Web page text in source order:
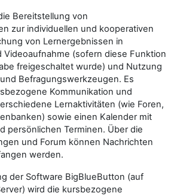
Bereitstellung von
zur individuellen und kooperativen
von Lernergebnissen in
Videoaufnahme (sofern diese Funktion
freigeschaltet wurde) und Nutzung
Befragungswerkzeugen. Es
Kommunikation und
Lernaktivitäten (wie Foren,
sowie einen Kalender mit
persönlichen Terminen. Über die
und Forum können Nachrichten
werden.
der Software BigBlueButton (auf
wird die kursbezogene